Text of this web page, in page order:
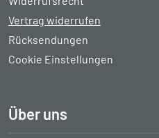
Vertrag widerrufen
Rücksendungen
Cookie Einstellungen
Über uns